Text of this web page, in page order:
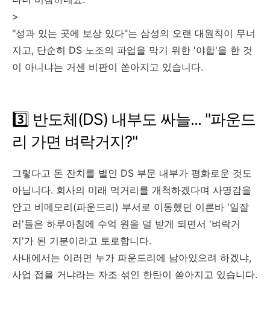
>
"성과 있는 곳에 보상 있다"는 삼성의 오랜 대원칙이 무너
지고, 단순히 DS 노조의 파업을 막기 위한 '야합'을 한 것
이 아니냐는 거센 비판이 쏟아지고 있습니다.
3️⃣ 반도체(DS) 내부도 싸늘... "파운드
리 가면 벼락거지?"
그렇다고 돈 잔치를 벌인 DS 부문 내부가 평화로운 것도
아닙니다. 회사의 미래 먹거리를 개척하겠다며 사명감을
안고 비메모리(파운드리) 부서로 이동했던 이른바 '일잘
러'들은 하루아침에 수억 원을 덜 받게 되면서 '벼락거
지'가 된 기분이라고 토로합니다.
사내에서는 이러면 누가 파운드리에 남아있으려 하겠냐,
사업 접을 거냐라는 자조 섞인 한탄이 쏟아지고 있습니다.